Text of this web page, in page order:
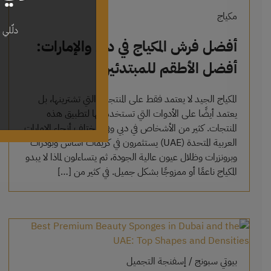
مكياج
أفضل فرش المكياج في دبي والإمارات:
أفضل الأطقم للمبتدئين
المكياج الجيد لا يعتمد فقط على المنتجات التي تشترينها، بل
يعتمد أيضًا على الأدوات التي تستخدمينها لتطبيق هذه
المنتجات. كثير من الأشخاص في دبي وفي مختلف أنحاء الإمارات
العربية المتحدة (UAE) يستثمرون في كريمات أساس وبودرات
وبرونزرات وظلال عيون عالية الجودة، ثم يتساءلون لماذا لا يبدو
المكياج ناعمًا أو ممزوجًا بشكل جميل. في كثير من […]
بيوتي سبونج / إسفنجة التجميل